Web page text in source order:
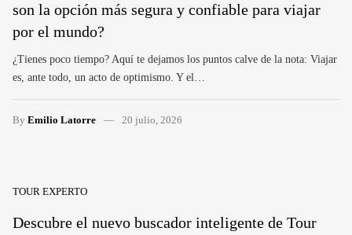
son la opción más segura y confiable para viajar
por el mundo?
¿Tienes poco tiempo? Aquí te dejamos los puntos calve de la nota: Viajar
es, ante todo, un acto de optimismo. Y el…
By Emilio Latorre 20 julio, 2026
TOUR EXPERTO
Descubre el nuevo buscador inteligente de Tour